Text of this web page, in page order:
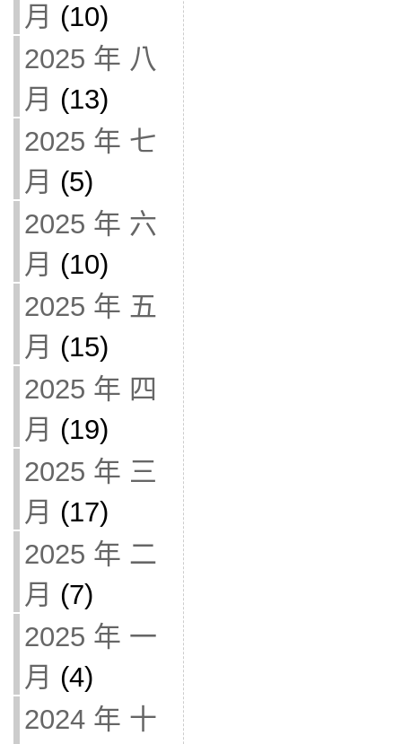
月 (10)
2025 年 八
月 (13)
2025 年 七
月 (5)
2025 年 六
月 (10)
2025 年 五
月 (15)
2025 年 四
月 (19)
2025 年 三
月 (17)
2025 年 二
月 (7)
2025 年 一
月 (4)
2024 年 十